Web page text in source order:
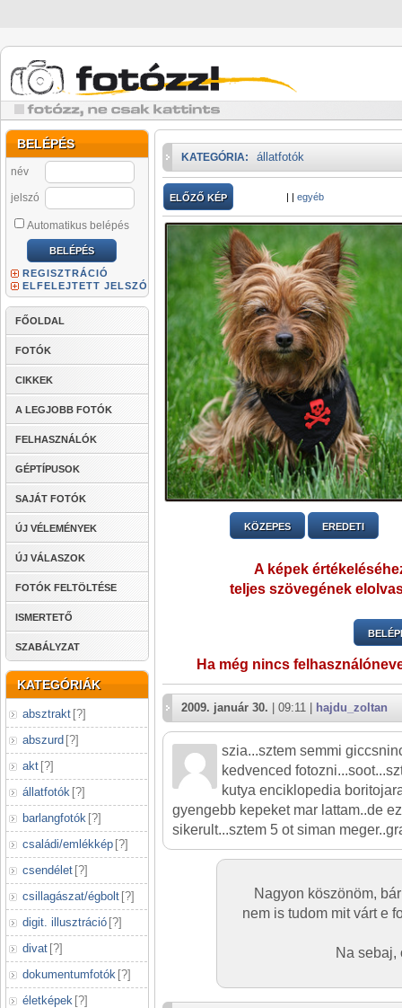
BELÉPÉS
név
jelszó
Automatikus belépés
REGISZTRÁCIÓ
ELFELEJTETT JELSZÓ
FŐOLDAL
FOTÓK
CIKKEK
A LEGJOBB FOTÓK
FELHASZNÁLÓK
GÉPTÍPUSOK
SAJÁT FOTÓK
ÚJ VÉLEMÉNYEK
ÚJ VÁLASZOK
FOTÓK FELTÖLTÉSE
ISMERTETŐ
SZABÁLYZAT
KATEGÓRIÁK
absztrakt [?]
abszurd [?]
akt [?]
állatfotók [?]
barlangfotók [?]
családi/emlékkép [?]
csendélet [?]
csillagászat/égbolt [?]
digit. illusztráció [?]
divat [?]
dokumentumfotók [?]
életképek [?]
KATEGÓRIA: állatfotók
ELŐZŐ KÉP | | egyéb
KÖZEPES EREDETI
A képek
teljes szövegének
Ha még nincs
2009. január 30. | 09:11 | hajdu_zoltan
szia...sztem semmi
kedvenced
kutya enciklopedia
gyengebb kepeket mar lattam..de
sikerult...sztem 5 ot siman
Nagyon köszönöm,
nem is tudom mit várt e
Na sebaj,